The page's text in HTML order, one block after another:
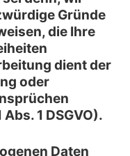
Gründe
die Ihre
dient der
oder
1 DSGVO).
Daten